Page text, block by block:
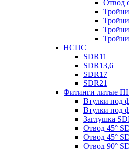
Отвод
НСПС
SDR11
SDR13,6
SDR17
SDR21
Фитинги литые
Втулки под
Втулки под
Заглушка
Отвод 45°
Отвод 45°
Отвод 90°